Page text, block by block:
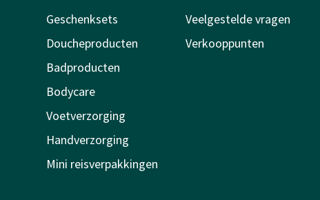
Geschenksets
Doucheproducten
Badproducten
Bodycare
Voetverzorging
Handverzorging
Mini reisverpakkingen
Veelgestelde vragen
Verkooppunten